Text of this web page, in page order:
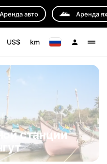
Аренда авто Аренда
US$ km
станции